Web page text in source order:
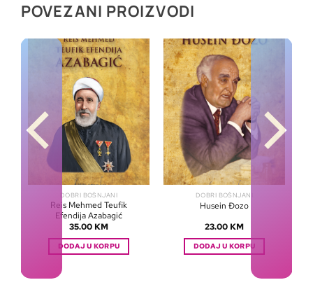
POVEZANI PROIZVODI
DOBRI BOŠNJANI
Reis Mehmed Teufik
Efendija Azabagić
35.00 KM
DODAJ U KORPU
DOBRI BOŠNJANI
Husein Đozo
23.00 KM
DODAJ U KORPU